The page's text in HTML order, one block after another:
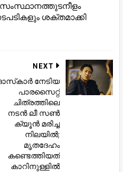
; സംസ്ഥാനത്തുടനീളം
ശക്തമാക്കി
NEXT
നേടിയ
പാരസൈറ്റ്
ചിത്രത്തിലെ
നടൻ ലീ സൺ
ക്യൂൻ മരിച്ച
നിലയിൽ;
മൃതദേഹം
കണ്ടെത്തിയത്
കാറിനുള്ളിൽ